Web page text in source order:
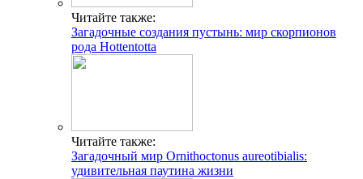
Читайте также:
Загадочные создания пустынь: мир скорпионов
рода Hottentotta
Читайте также:
Загадочный мир Ornithoctonus aureotibialis:
удивительная паутина жизни